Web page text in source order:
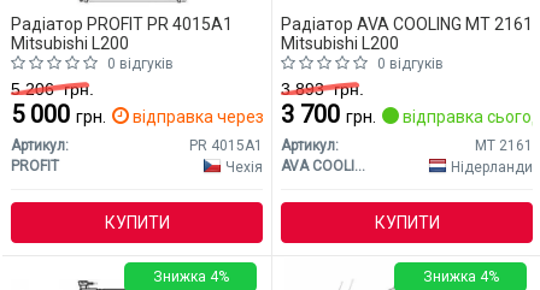
Радіатор PROFIT PR 4015A1
Mitsubishi L200
0 відгуків
5 206грн.
5 000 грн. відправка через 2 дн.
Артикул:
PR 4015A1
PROFIT
Чехія
КУПИТИ
Радіатор AVA COOLING MT 2161
Mitsubishi L200
0 відгуків
3 893грн.
3 700 грн. відправка
Артикул:
MT 2161
AVA COOLING
Нідерланди
КУПИТИ
Знижка 4% Знижка 4%